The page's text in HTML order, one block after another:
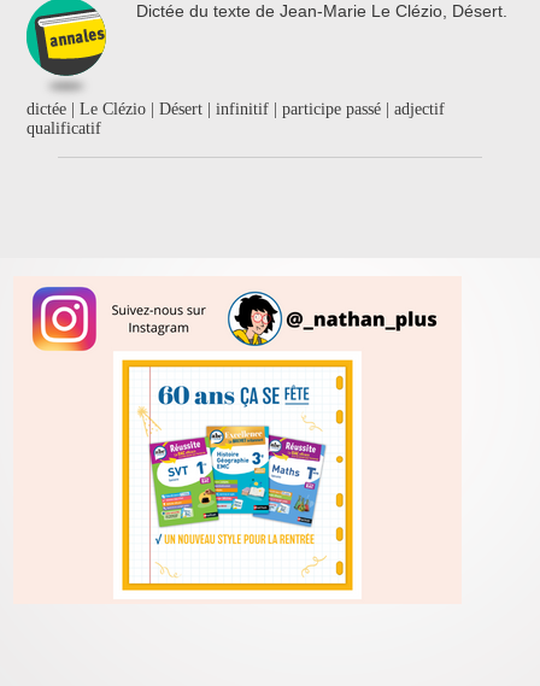
Dictée du texte de Jean-Marie Le Clézio, Désert.
dictée | Le Clézio | Désert | infinitif | participe passé | adjectif
qualificatif